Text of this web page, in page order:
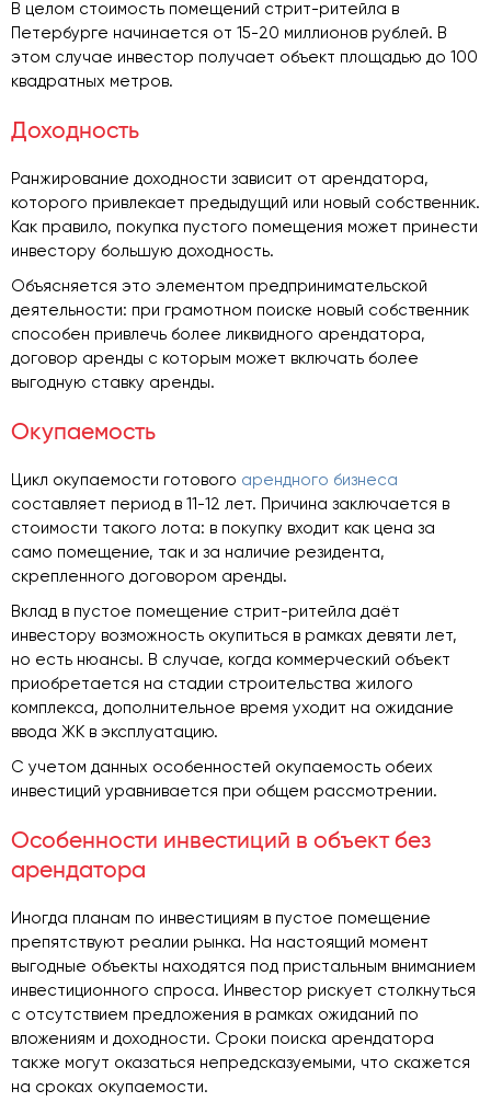
В целом стоимость помещений стрит-ритейла в
Петербурге начинается от 15-20 миллионов рублей. В
этом случае инвестор получает объект площадью до 100
квадратных метров.
Доходность
Ранжирование доходности зависит от арендатора,
которого привлекает предыдущий или новый собственник.
Как правило, покупка пустого помещения может принести
инвестору большую доходность.
Объясняется это элементом предпринимательской
деятельности: при грамотном поиске новый собственник
способен привлечь более ликвидного арендатора,
договор аренды с которым может включать более
выгодную ставку аренды.
Окупаемость
Цикл окупаемости готового арендного бизнеса
составляет период в 11-12 лет. Причина заключается в
стоимости такого лота: в покупку входит как цена за
само помещение, так и за наличие резидента,
скрепленного договором аренды.
Вклад в пустое помещение стрит-ритейла даёт
инвестору возможность окупиться в рамках девяти лет,
но есть нюансы. В случае, когда коммерческий объект
приобретается на стадии строительства жилого
комплекса, дополнительное время уходит на ожидание
ввода ЖК в эксплуатацию.
С учетом данных особенностей окупаемость обеих
инвестиций уравнивается при общем рассмотрении.
Особенности инвестиций в объект без
арендатора
Иногда планам по инвестициям в пустое помещение
препятствуют реалии рынка. На настоящий момент
выгодные объекты находятся под пристальным вниманием
инвестиционного спроса. Инвестор рискует столкнуться
с отсутствием предложения в рамках ожиданий по
вложениям и доходности. Сроки поиска арендатора
также могут оказаться непредсказуемыми, что скажется
на сроках окупаемости.